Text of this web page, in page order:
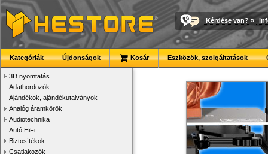
Kérdése van? »
Kategóriák Újdonságok Kosár Eszközök, szolgáltatások
3D nyomtatás
Adathordozók
Ajándékok, ajándékutalványok
Analóg áramkörök
Audiotechnika
Autó HiFi
Biztosítékok
Csatlakozók
Megbízható
Új PLA
Modulvilág